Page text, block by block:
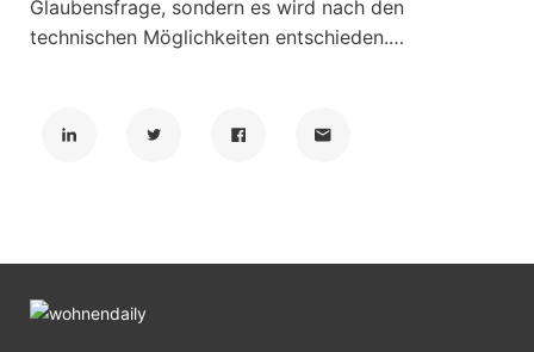
Glaubensfrage, sondern es wird nach den
technischen Möglichkeiten entschieden.…